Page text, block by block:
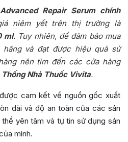
Repair Serum chính
niêm yết trên thị trường là
ml. Tuy nhiên, để đảm bảo mua
hãng và đạt được hiệu quả sử
nên tìm đến các cửa hàng
Thống Nhà Thuốc Vivita.
cam kết về nguồn gốc xuất
dài và độ an toàn của các sản
yên tâm và tự tin sử dụng sản
mình.